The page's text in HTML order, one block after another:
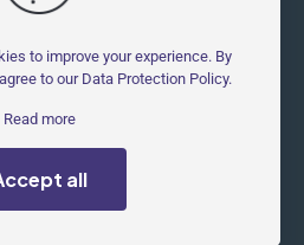
| All Rights Reserved |
to improve your experience. By
to our Data Protection Policy.
Read more
all